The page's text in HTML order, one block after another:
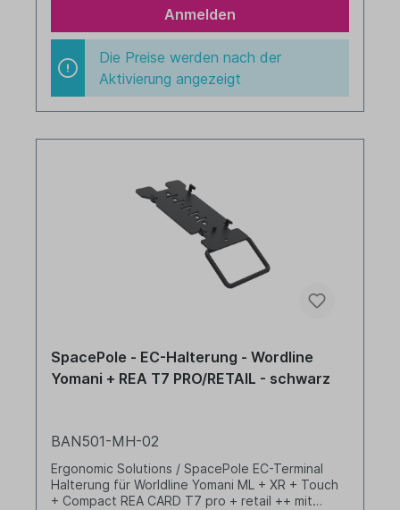
Anmelden
Die Preise werden nach der
Aktivierung angezeigt
SpacePole - EC-Halterung - Wordline
Yomani + REA T7 PRO/RETAIL - schwarz
BAN501-MH-02
Ergonomic Solutions / SpacePole EC-Terminal
Halterung für Worldline Yomani ML + XR + Touch
+ Compact REA CARD T7 pro + retail ++ mit